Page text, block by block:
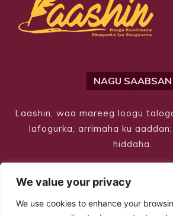
We value your privacy
We use cookies to enhance your
NAGU SAABSAN
Laashin, waa mareeg loogu
lafogurka, arrimaha ku
hiddaha.